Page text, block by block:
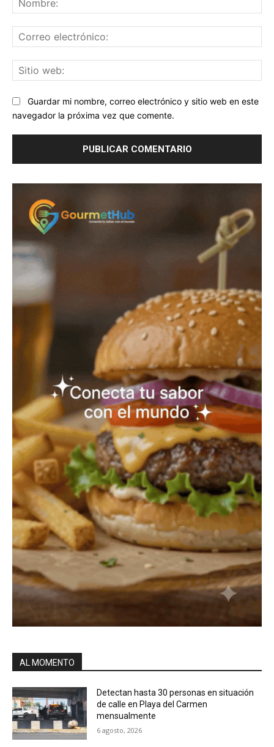
Guardar mi nombre, correo electrónico y sitio web en este
navegador la próxima vez que comente.
AL MOMENTO
Detectan hasta 30 personas en situación
de calle en Playa del Carmen
mensualmente
6 agosto, 2026